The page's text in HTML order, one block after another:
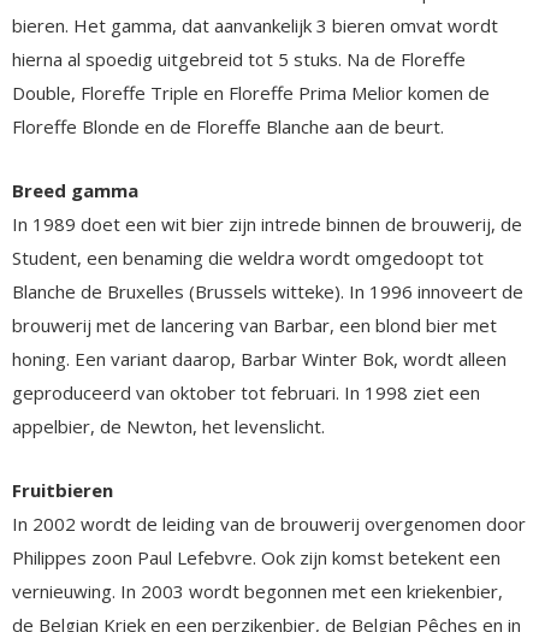
bieren. Het gamma, dat aanvankelijk 3 bieren omvat wordt
hierna al spoedig uitgebreid tot 5 stuks. Na de Floreffe
Double, Floreffe Triple en Floreffe Prima Melior komen de
Floreffe Blonde en de Floreffe Blanche aan de beurt.
Breed gamma
In 1989 doet een wit bier zijn intrede binnen de brouwerij, de
Student, een benaming die weldra wordt omgedoopt tot
Blanche de Bruxelles (Brussels witteke). In 1996 innoveert de
brouwerij met de lancering van Barbar, een blond bier met
honing. Een variant daarop, Barbar Winter Bok, wordt alleen
geproduceerd van oktober tot februari. In 1998 ziet een
appelbier, de Newton, het levenslicht.
Fruitbieren
In 2002 wordt de leiding van de brouwerij overgenomen door
Philippes zoon Paul Lefebvre. Ook zijn komst betekent een
vernieuwing. In 2003 wordt begonnen met een kriekenbier,
de Belgian Kriek en een perzikenbier, de Belgian Pêches en in